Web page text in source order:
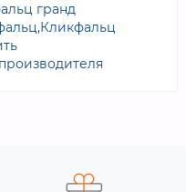
гранд
,Кликфальц